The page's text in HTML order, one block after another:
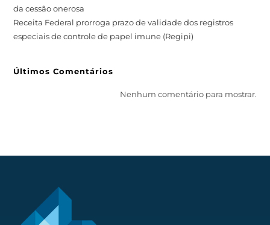
da cessão onerosa
Receita Federal prorroga prazo de validade dos registros
especiais de controle de papel imune (Regipi)
Últimos Comentários
Nenhum comentário para mostrar.